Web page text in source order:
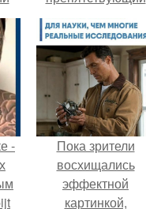
лечению механизм.
-
Пока зрители
восхищались
эффектной
картинкой,